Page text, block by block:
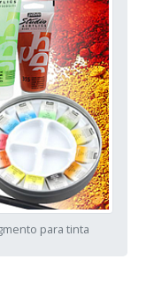
para tinta